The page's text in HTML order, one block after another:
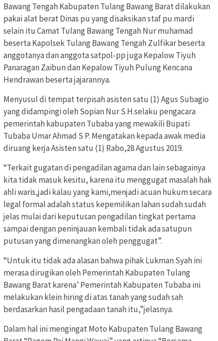
Bawang Tengah Kabupaten Tulang Bawang Barat dilakukan
pakai alat berat Dinas pu yang disaksikan staf pu mardi
selain itu Camat Tulang Bawang Tengah Nur muhamad
beserta Kapolsek Tulang Bawang Tengah Zulfikar beserta
anggotanya dan anggota satpol-pp juga Kepalow Tiyuh
Panaragan Zaibun dan Kepalow Tiyuh Pulung Kencana
Hendrawan beserta jajarannya.
Menyusul di tempat terpisah asisten satu (1) Agus Subagio
yang didampingi oleh Sopian Nur S.H.selaku pengacara
pemerintah kabupaten Tubaba yang mewakili Bupati
Tubaba Umar Ahmad S P. Mengatakan kepada awak media
diruang kerja Asisten satu (1) Rabo,28 Agustus 2019.
“Terkait gugatan di pengadilan agama dan lain sebagainya
kita tidak masuk kesitu, karena itu menggugat masalah hak
ahli waris,jadi kalau yang kami,menjadi acuan hukum secara
legal formal adalah status kepemilikan lahan sudah sudah
jelas mulai dari keputusan pengadilan tingkat pertama
sampai dengan peninjauan kembali tidak ada satupun
putusan yang dimenangkan oleh penggugat”.
“Untuk itu tidak ada alasan bahwa pihak Lukman Syah ini
merasa dirugikan oleh Pemerintah Kabupaten Tulang
Bawang Barat karena’ Pemerintah Kabupaten Tubaba ini
melakukan klein hiring di atas tanah yang sudah sah
berdasarkan hasil pengadaan tanah itu,”jelasnya.
Dalam hal ini mengingat Moto Kabupaten Tulang Bawang